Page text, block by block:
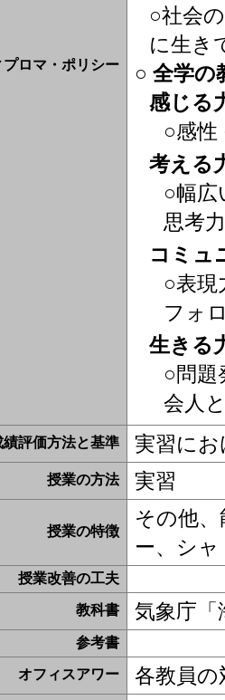
プロマ・ポリシー
○社会
に生き
○ 全学の
感じる
○感性
考える
○幅広
思考力
コミュ
○表現
フォ
生きる
○問題
会人
績評価方法と基準 実習に
授業の方法 実習
授業の特徴
その他
ー、シ
授業改善の工夫
教科書 気象庁「
参考書
オフィスアワー 各教員の